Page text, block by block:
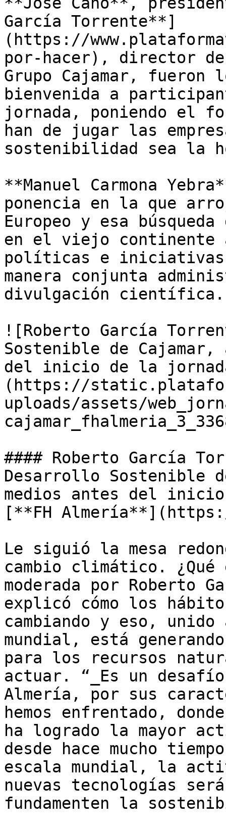
García Torrente**]
(https://
por-hacer), director
Grupo Cajamar, fueron
bienvenida a
jornada, poniendo el
han de jugar las
sostenibilidad sea la
**Manuel Carmona
ponencia en la que
Europeo y esa
en el viejo continente
políticas e iniciativas
manera conjunta
divulgación científica.
![Roberto García
Sostenible de
del inicio de la
(https://
uploads/assets/
#### Roberto García
Desarrollo Sostenible
medios antes del
[**FH
Le siguió la mesa
cambio climático. ¿Qué
moderada por Roberto
explicó cómo los
cambiando y eso,
mundial, está
para los recursos
actuar. “_Es un
Almería, por sus
hemos enfrentado,
ha logrado la mayor
desde hace mucho
escala mundial, la
nuevas tecnologías
fundamenten la